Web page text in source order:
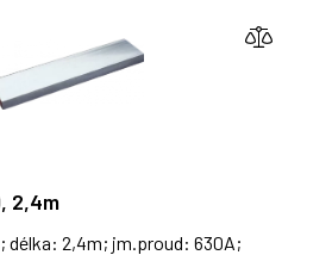
2,4m
délka: 2,4m; jm.proud: 630A;